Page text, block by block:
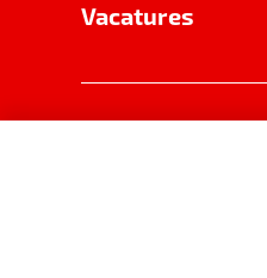
Vacatures